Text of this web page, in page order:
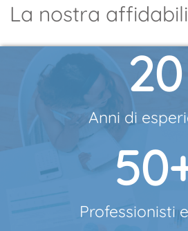
La nostra
Anni di
20
Professionisti
50